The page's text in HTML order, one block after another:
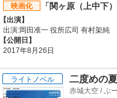
映画化 「関ヶ原（上中下
【出演】
出演:岡田准一 役所広司 有村架純
【公開日】
2017年8月26日
ライトノベル 二度めの
赤城大空 /ぶ